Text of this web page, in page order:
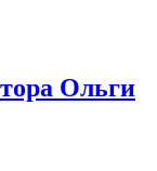
Ольги